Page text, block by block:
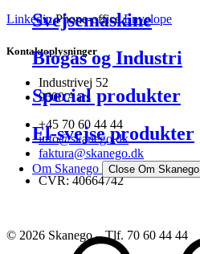
Svejsemaskine
Biogas og Industri
Special produkter
El-svejse produkter
Om Skanego Close Om Skanego
Linkedin Phone-office Envelope
Kontaktoplysninger
Industrivej 52
9600 Aars
+45 70 60 44 44
info@skanego.dk
faktura@skanego.dk
CVR: 40664742
© 2026 Skanego – Tlf. 70 60 44 44